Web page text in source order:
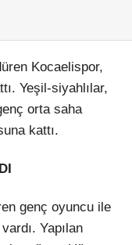
Facebook
Instagram
Pinterest
Kocaelispor,
Yeşil-siyahlılar,
orta saha
kattı.
genç oyuncu ile
Yapılan